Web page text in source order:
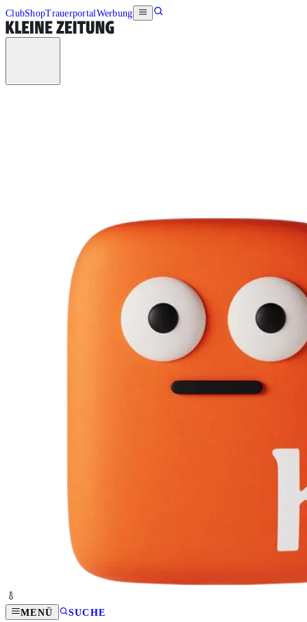
ClubShopTrauerportalWerbung
MENÜ SUCHE